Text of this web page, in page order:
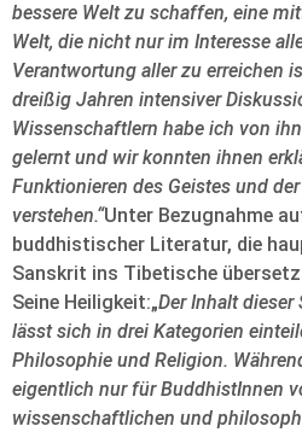
bessere Welt zu schaffen, eine
Welt, die nicht nur im Interesse
Verantwortung aller zu erreichen
dreißig Jahren intensiver
Wissenschaftlern habe ich von
gelernt und wir konnten ihnen
Funktionieren des Geistes und
verstehen.“Unter Bezugnahme
buddhistischer Literatur, die
Sanskrit ins Tibetische
Seine Heiligkeit:„Der Inhalt dieser
lässt sich in drei Kategorien
Philosophie und Religion.
eigentlich nur für BuddhistInnen
wissenschaftlichen und